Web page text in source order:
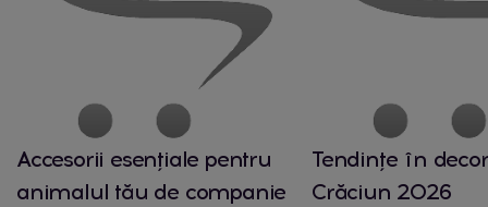
Accesorii esențiale pentru
animalul tău de companie
Tendințe în
Crăciun 2026